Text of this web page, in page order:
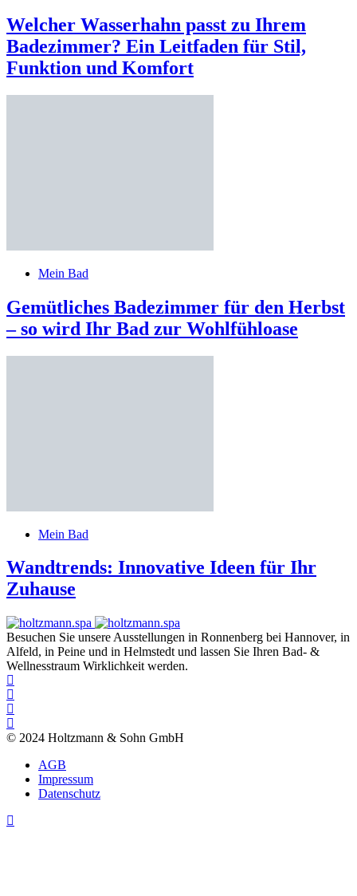
Welcher Wasserhahn passt zu Ihrem
Badezimmer? Ein Leitfaden für Stil,
Funktion und Komfort
Mein Bad
Gemütliches Badezimmer für den Herbst
– so wird Ihr Bad zur Wohlfühloase
Mein Bad
Wandtrends: Innovative Ideen für Ihr
Zuhause
Besuchen Sie unsere Ausstellungen in Ronnenberg bei Hannover, in
Alfeld, in Peine und in Helmstedt und lassen Sie Ihren Bad- &
Wellnesstraum Wirklichkeit werden.
© 2024 Holtzmann & Sohn GmbH
AGB
Impressum
Datenschutz